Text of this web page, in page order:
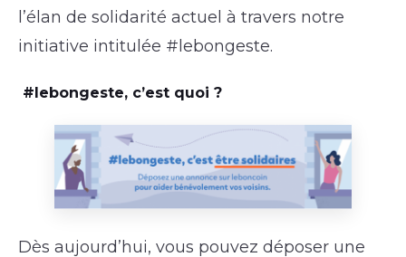
l’élan de solidarité actuel à travers notre
initiative intitulée #lebongeste.
#lebongeste, c’est quoi ?
Dès aujourd’hui, vous pouvez déposer une